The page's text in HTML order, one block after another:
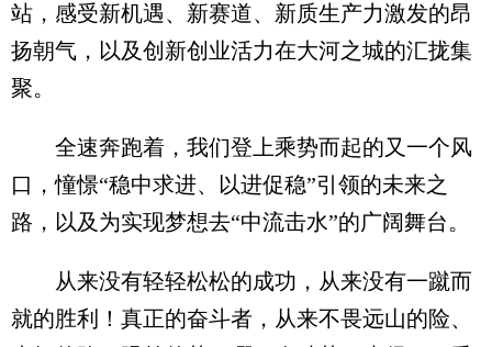
站，感受新机遇、新赛道、新质生产力激发的昂
扬朝气，以及创新创业活力在大河之城的汇拢集
聚。
全速奔跑着，我们登上乘势而起的又一个风
口，憧憬“稳中求进、以进促稳”引领的未来之
路，以及为实现梦想去“中流击水”的广阔舞台。
从来没有轻轻松松的成功，从来没有一蹴而
就的胜利！真正的奋斗者，从来不畏远山的险、